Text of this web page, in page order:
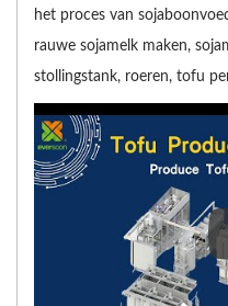
het proces van
rauwe sojamelk maken,
stollingstank, roeren, tofu